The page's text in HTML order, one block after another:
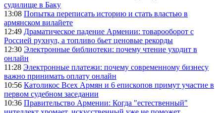
судилище в Баку
13:08 Попытка переписать историю и стать властью в
армянском вилайете
12:49 Драматическое падение Армении: товарооборот с
Россией рухнул, а топливо бьет ценовые рекорды
12:30 Электронные библиотеки: почему чтение уходит в
онлайн
11:28 Электронные платежи: почему современному бизнесу
важно принимать оплату онлайн
10:56 Католикос Всех Армян и 6 епископов примут участие в
первом судебном заседании
10:36 Правительство Армении: Когда "естественный"